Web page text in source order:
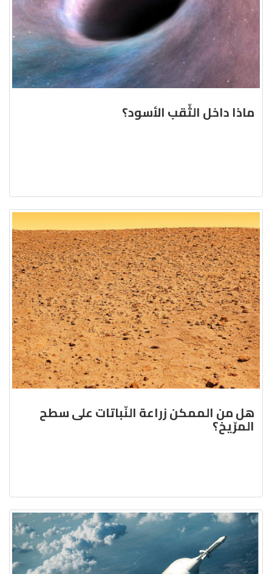
ماذا داخل الثّقب الأسود؟
هل من الممكن زراعة النّباتات على سطح
المرّيخ؟